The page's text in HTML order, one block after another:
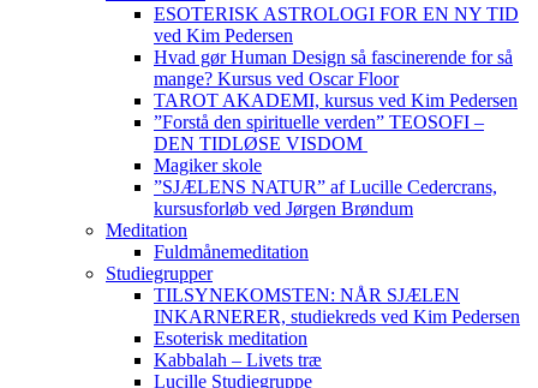
ESOTERISK ASTROLOGI FOR EN NY TID
ved Kim Pedersen
Hvad gør Human Design så fascinerende for så
mange? Kursus ved Oscar Floor
TAROT AKADEMI, kursus ved Kim Pedersen
”Forstå den spirituelle verden” TEOSOFI –
DEN TIDLØSE VISDOM
Magiker skole
”SJÆLENS NATUR” af Lucille Cedercrans,
kursusforløb ved Jørgen Brøndum
Meditation
Fuldmånemeditation
Studiegrupper
TILSYNEKOMSTEN: NÅR SJÆLEN
INKARNERER, studiekreds ved Kim Pedersen
Esoterisk meditation
Kabbalah – Livets træ
Lucille Studiegruppe